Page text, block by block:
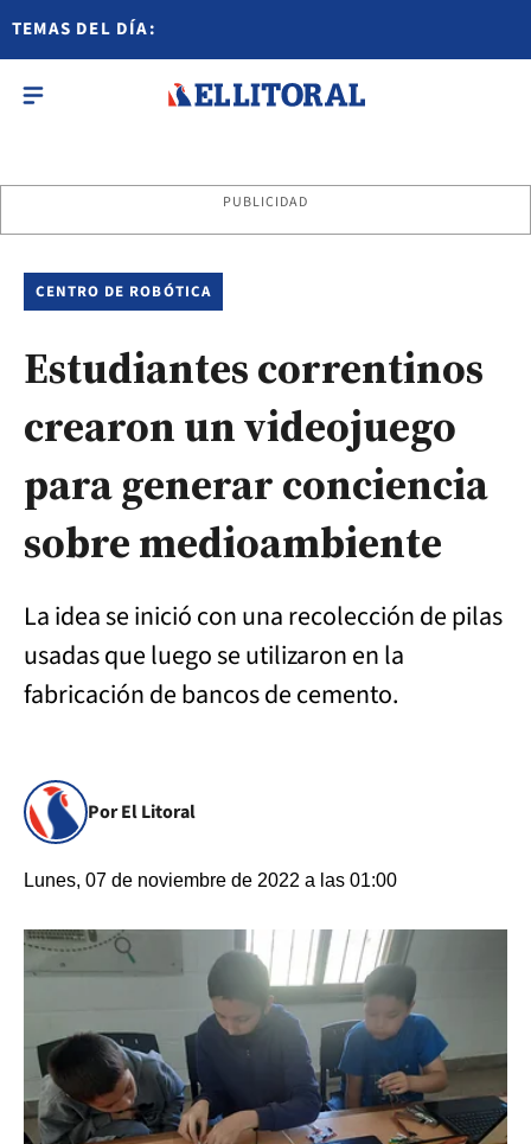
TEMAS DEL DÍA:
PUBLICIDAD
CENTRO DE ROBÓTICA
Estudiantes correntinos
crearon un videojuego
para generar conciencia
sobre medioambiente
La idea se inició con una recolección de pilas
usadas que luego se utilizaron en la
fabricación de bancos de cemento.
Por El Litoral
Lunes, 07 de noviembre de 2022 a las 01:00